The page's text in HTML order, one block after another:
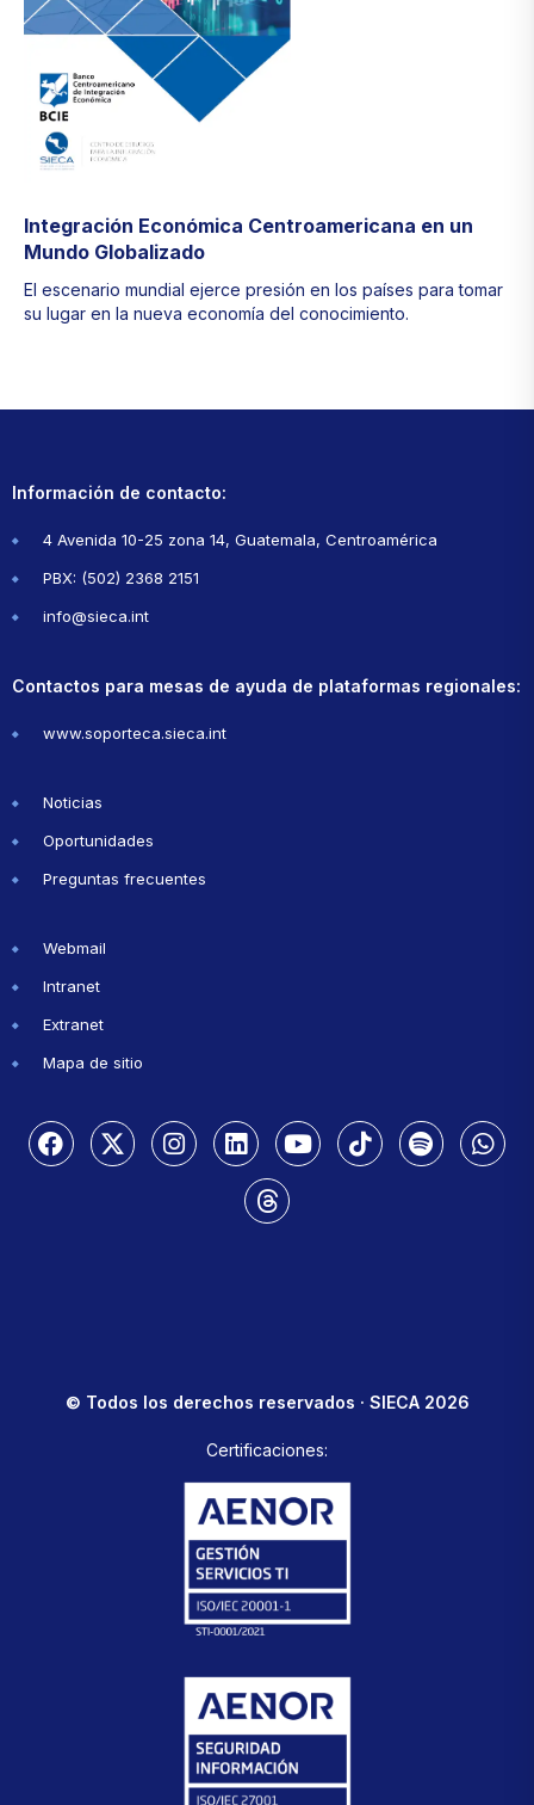
Integración Económica Centroamericana en un
Mundo Globalizado
El escenario mundial ejerce presión en los países para tomar
su lugar en la nueva economía del conocimiento.
Información de contacto:
4 Avenida 10-25 zona 14, Guatemala, Centroamérica
PBX: (502) 2368 2151
info@sieca.int
Contactos para mesas de ayuda de plataformas regionales:
www.soporteca.sieca.int
Noticias
Oportunidades
Preguntas frecuentes
Webmail
Intranet
Extranet
Mapa de sitio
© Todos los derechos reservados · SIECA 2026
Certificaciones: